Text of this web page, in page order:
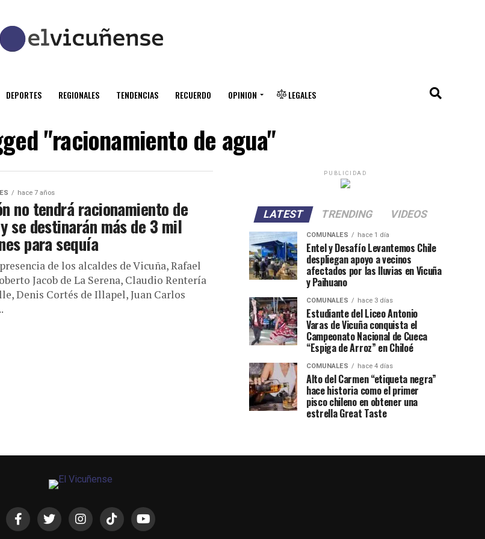
DEPORTES REGIONALES TENDENCIAS RECUERDO OPINION LEGALES
"racionamiento de agua"
hace 7 años
no tendrá racionamiento de
se destinarán más de 3 mil
para sequía
de los alcaldes de Vicuña, Rafael
Jacob de La Serena, Claudio Rentería
Denis Cortés de Illapel, Juan Carlos
PUBLICIDAD
LATEST TRENDING VIDEOS
COMUNALES hace 1 día
Entel y Desafío Levantemos Chile
despliegan apoyo a vecinos
afectados por las lluvias en Vicuña
y Paihuano
COMUNALES hace 3 días
Estudiante del Liceo Antonio
Varas de Vicuña conquista el
Campeonato Nacional de Cueca
“Espiga de Arroz” en Chiloé
COMUNALES hace 4 días
Alto del Carmen “etiqueta negra”
hace historia como el primer
pisco chileno en obtener una
estrella Great Taste